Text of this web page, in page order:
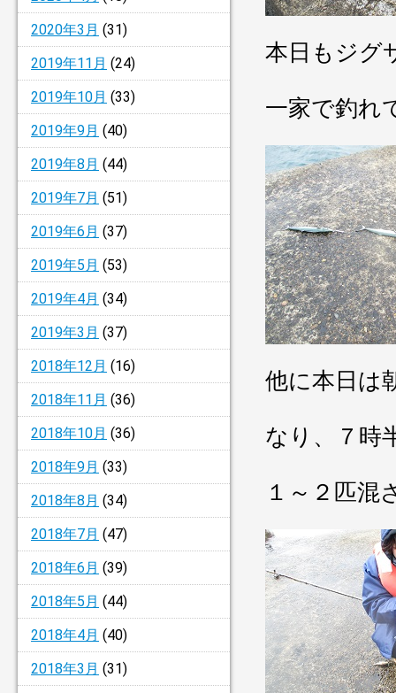
2020年3月 (31)
2019年11月 (24)
2019年10月 (33)
2019年9月 (40)
2019年8月 (44)
2019年7月 (51)
2019年6月 (37)
2019年5月 (53)
2019年4月 (34)
2019年3月 (37)
2018年12月 (16)
2018年11月 (36)
2018年10月 (36)
2018年9月 (33)
2018年8月 (34)
2018年7月 (47)
2018年6月 (39)
2018年5月 (44)
2018年4月 (40)
2018年3月 (31)
本日もジグ
一家で釣れ
他に本日は
なり、７時
１～２匹混